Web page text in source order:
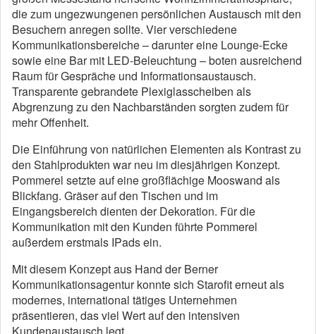
die zum ungezwungenen persönlichen Austausch mit den
Besuchern anregen sollte. Vier verschiedene
Kommunikationsbereiche – darunter eine Lounge-Ecke
sowie eine Bar mit LED-Beleuchtung – boten ausreichend
Raum für Gespräche und Informationsaustausch.
Transparente gebrandete Plexiglasscheiben als
Abgrenzung zu den Nachbarständen sorgten zudem für
mehr Offenheit.
Die Einführung von natürlichen Elementen als Kontrast zu
den Stahlprodukten war neu im diesjährigen Konzept.
Pommerel setzte auf eine großflächige Mooswand als
Blickfang. Gräser auf den Tischen und im
Eingangsbereich dienten der Dekoration. Für die
Kommunikation mit den Kunden führte Pommerel
außerdem erstmals IPads ein.
Mit diesem Konzept aus Hand der Berner
Kommunikationsagentur konnte sich Starofit erneut als
modernes, international tätiges Unternehmen
präsentieren, das viel Wert auf den intensiven